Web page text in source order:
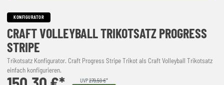
KONFIGURATOR
CRAFT VOLLEYBALL TRIKOTSATZ PROGRESS
STRIPE
Trikotsatz Konfigurator. Craft Progress Stripe Trikot als Craft Volleyball Trikotsatz
einfach konfigurieren.
UVP279,50 €*